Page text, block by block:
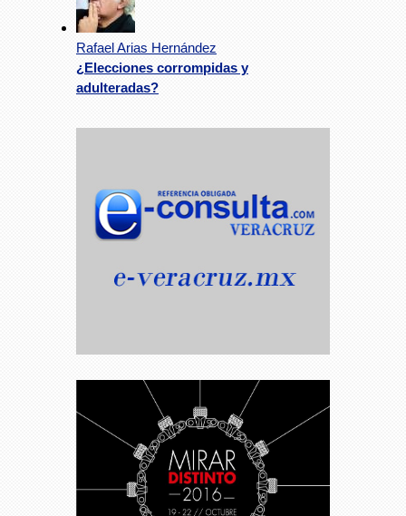
Rafael Arias Hernández
¿Elecciones corrompidas y
adulteradas?